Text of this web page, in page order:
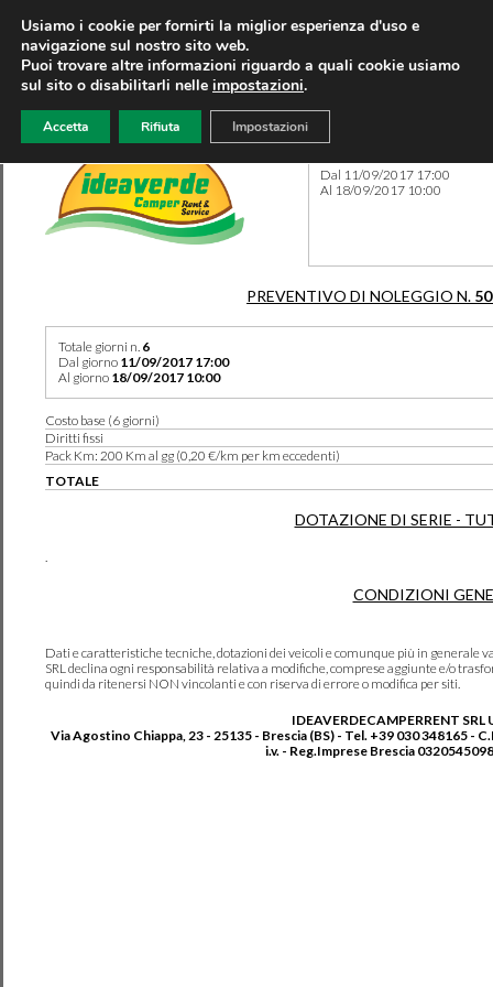
Dal 11/09/2017 17:00
Al 18/09/2017 10:00
PREVENTIVO DI NOLEGGIO N.
Totale giorni n. 6
Dal giorno 11/09/2017 17:00
Al giorno 18/09/2017 10:00
Costo base (6 giorni)
Diritti fissi
Pack Km: 200 Km al gg (0,20 €/km per km eccedenti)
TOTALE
DOTAZIONE DI SERIE -
.
CONDIZIONI
Dati e caratteristiche tecniche, dotazioni dei veicoli e comunque più in generale
SRL declina ogni responsabilità relativa a modifiche, comprese aggiunte e/o
quindi da ritenersi NON vincolanti e con riserva di errore o modifica per siti.
IDEAVERDECAMPERRENT SRL
Via Agostino Chiappa, 23 - 25135 - Brescia (BS) - Tel. +39 030 348165 -
i.v. - Reg.Imprese Brescia
Usiamo i cookie per fornirti la miglior esperienza d'uso e
navigazione sul nostro sito web.
Puoi trovare altre informazioni riguardo a quali cookie usiamo
sul sito o disabilitarli nelle impostazioni.
Accetta Rifiuta Impostazioni